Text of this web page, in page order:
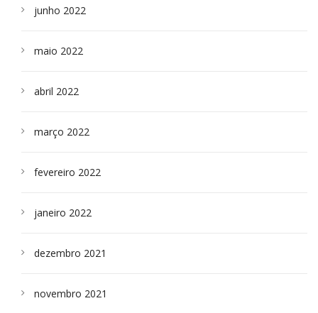
junho 2022
maio 2022
abril 2022
março 2022
fevereiro 2022
janeiro 2022
dezembro 2021
novembro 2021